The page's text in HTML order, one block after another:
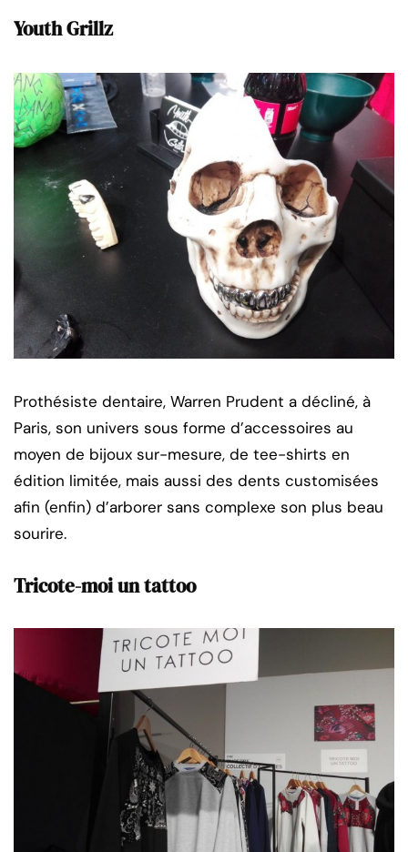
Youth Grillz
Prothésiste dentaire, Warren Prudent a décliné, à
Paris, son univers sous forme d’accessoires au
moyen de bijoux sur-mesure, de tee-shirts en
édition limitée, mais aussi des dents customisées
afin (enfin) d’arborer sans complexe son plus beau
sourire.
Tricote-moi un tattoo